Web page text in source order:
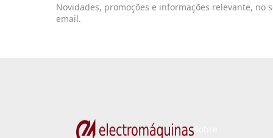
Novidades, promoções e informações relevante, no
email.